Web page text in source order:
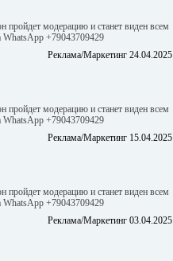
пройдет модерацию и станет виден всем
WhatsApp +79043709429
Реклама/Маркетинг 24.04.2025
пройдет модерацию и станет виден всем
WhatsApp +79043709429
Реклама/Маркетинг 15.04.2025
пройдет модерацию и станет виден всем
WhatsApp +79043709429
Реклама/Маркетинг 03.04.2025